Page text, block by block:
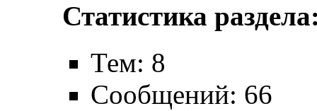
Статистика
Тем: 8
Сообщений: 66